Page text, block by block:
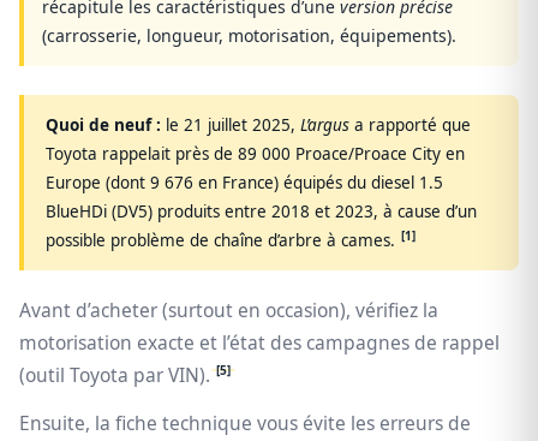
récapitule les caractéristiques d’une version précise
(carrosserie, longueur, motorisation, équipements).
Quoi de neuf : le 21 juillet 2025, L’argus a rapporté que
Toyota rappelait près de 89 000 Proace/Proace City en
Europe (dont 9 676 en France) équipés du diesel 1.5
BlueHDi (DV5) produits entre 2018 et 2023, à cause d’un
possible problème de chaîne d’arbre à cames. [1]
Avant d’acheter (surtout en occasion), vérifiez la
motorisation exacte et l’état des campagnes de rappel
(outil Toyota par VIN). [5]
Ensuite, la fiche technique vous évite les erreurs de